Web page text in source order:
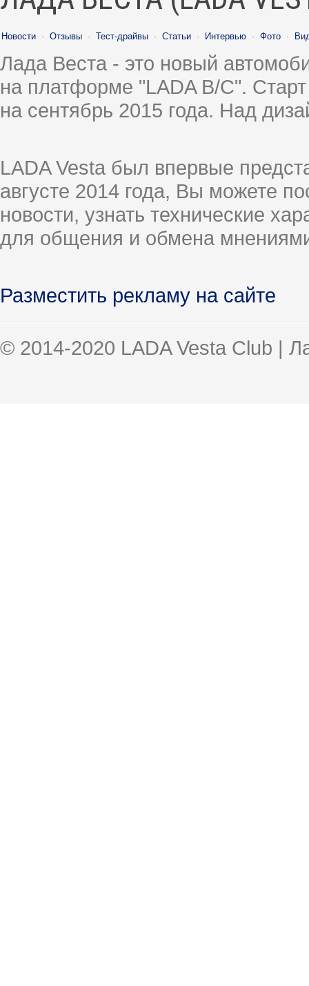
Новости · Отзывы · Тест-драйвы · Статьи · Интервью · Фото ·
Лада Веста - это новый
на платформе "LADA B/C".
на сентябрь 2015 года. Над
LADA Vesta был впервые
августе 2014 года, Вы можете
новости, узнать технические
для общения и обмена
Разместить рекламу на сайте
© 2014-2020 LADA Vesta Club |